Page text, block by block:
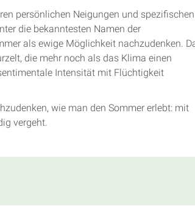
persönlichen Neigungen und spezifischen
die bekanntesten Namen der
als ewige Möglichkeit nachzudenken.
die mehr noch als das Klima einen
Intensität mit Flüchtigkeit
wie man den Sommer erlebt: mit
vergeht.